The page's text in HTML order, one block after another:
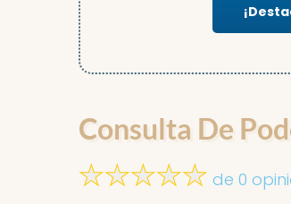
Consulta De
de 0